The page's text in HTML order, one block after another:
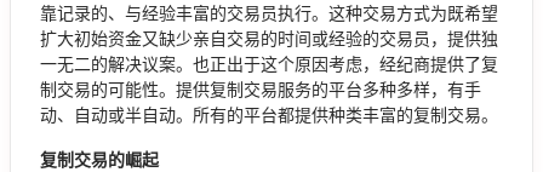
靠记录的、与经验丰富的交易员执行。这种交易方式为既希望
扩大初始资金又缺少亲自交易的时间或经验的交易员，提供独
一无二的解决议案。也正出于这个原因考虑，经纪商提供了复
制交易的可能性。提供复制交易服务的平台多种多样，有手
动、自动或半自动。所有的平台都提供种类丰富的复制交易。
复制交易的崛起